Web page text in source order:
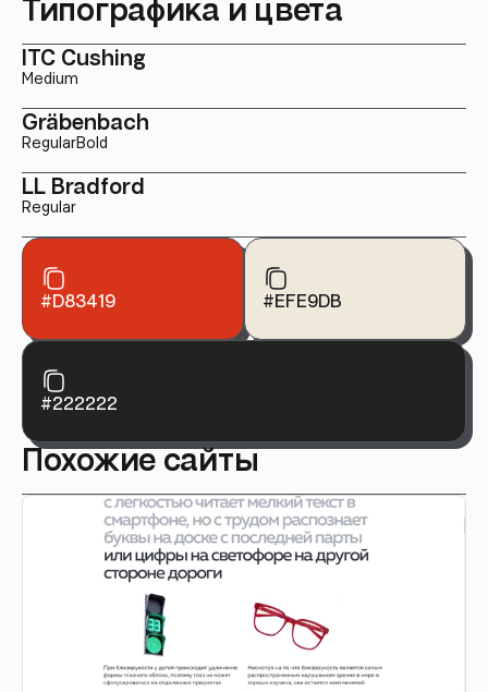
Типографика и цвета
ITC Cushing
Medium
Gräbenbach
RegularBold
LL Bradford
Regular
#D83419 #EFE9DB
#222222
Похожие сайты